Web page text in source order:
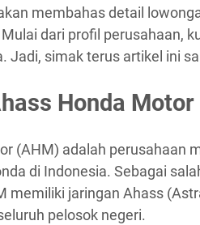
membahas detail
dari profil perusahaan,
Jadi, simak terus artikel ini
Honda
(AHM) adalah perusahaan
di Indonesia. Sebagai
memiliki jaringan Ahass
pelosok negeri.